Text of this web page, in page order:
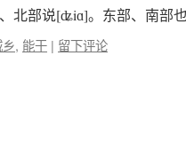
、北部说[ʥiɑ]。东部、南
, 能干 | 留下评论